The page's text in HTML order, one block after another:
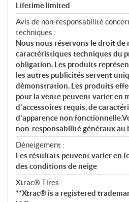
Lifetime limited
Avis de non-responsabilité
techniques :
Nous nous réservons le droit de
caractéristiques techniques du
obligation. Les produits
les autres publicités servent
démonstration. Les produits
pour la vente peuvent varier en
d'accessoires requis, de
d'apparence non
non-responsabilité généraux au
Déneigement :
Les résultats peuvent varier en
des conditions de neige
Xtrac® Tires :
**Xtrac® is a registered